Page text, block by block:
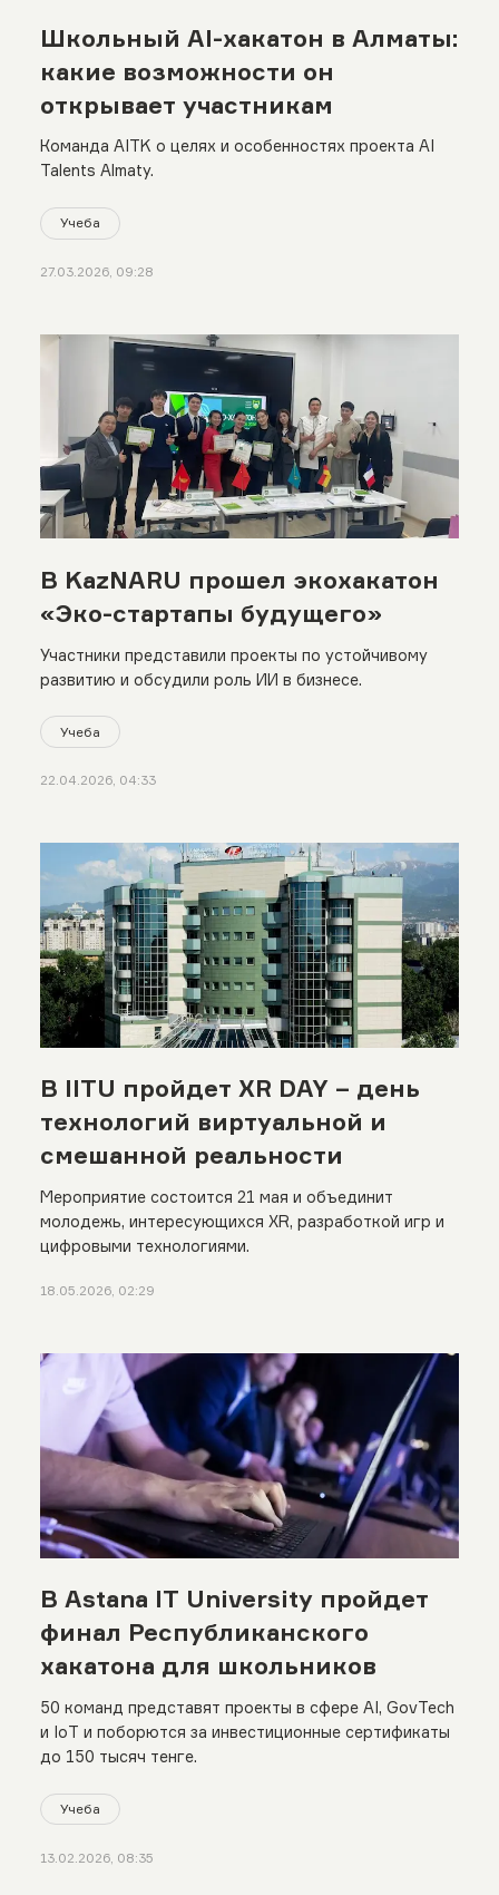
Школьный AI-хакатон в Алматы:
какие возможности он
открывает участникам
Команда AITK о целях и особенностях проекта AI
Talents Almaty.
Учеба
27.03.2026, 09:28
В KazNARU прошел экохакатон
«Эко-стартапы будущего»
Участники представили проекты по устойчивому
развитию и обсудили роль ИИ в бизнесе.
Учеба
22.04.2026, 04:33
В IITU пройдет XR DAY – день
технологий виртуальной и
смешанной реальности
Мероприятие состоится 21 мая и объединит
молодежь, интересующихся XR, разработкой игр и
цифровыми технологиями.
18.05.2026, 02:29
В Astana IT University пройдет
финал Республиканского
хакатона для школьников
50 команд представят проекты в сфере AI, GovTech
и IoT и поборются за инвестиционные сертификаты
до 150 тысяч тенге.
Учеба
13.02.2026, 08:35